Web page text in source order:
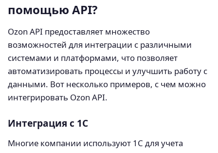
помощью API?
Ozon API предоставляет множество
возможностей для интеграции с различными
системами и платформами, что позволяет
автоматизировать процессы и улучшить работу с
данными. Вот несколько примеров, с чем можно
интегрировать Ozon API.
Интеграция с 1С
Многие компании используют 1С для учета